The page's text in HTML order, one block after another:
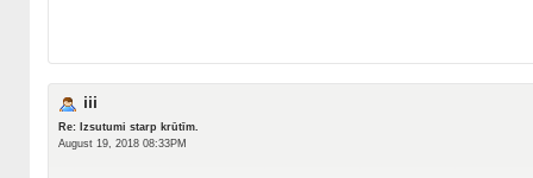
iii
Re: Izsutumi starp krūtīm.
August 19, 2018 08:33PM